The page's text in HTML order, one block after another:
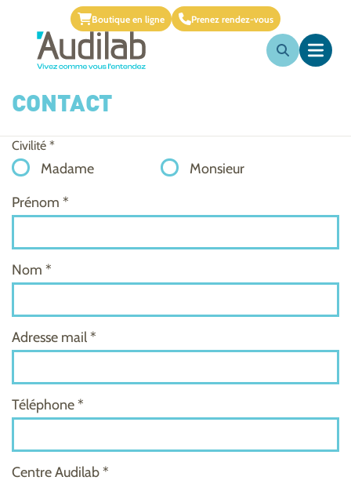
Boutique en ligne Prenez rendez-vous
CONTACT
Civilité *
Madame
Monsieur
Prénom *
Nom *
Adresse mail *
Téléphone *
Centre Audilab *